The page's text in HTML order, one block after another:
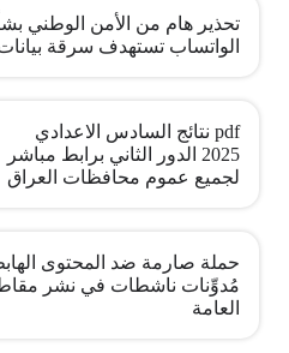
تحذير هام من الأمن الوطني
الواتساب تستهدف سرقة بيانات
pdf نتائج السادس الاعدادي
2025 الدور الثاني برابط مباشر
لجميع عموم محافظات العراق
حملة صارمة ضد المحتوى
مُدوِّنات ناشطات في نشر
العامة